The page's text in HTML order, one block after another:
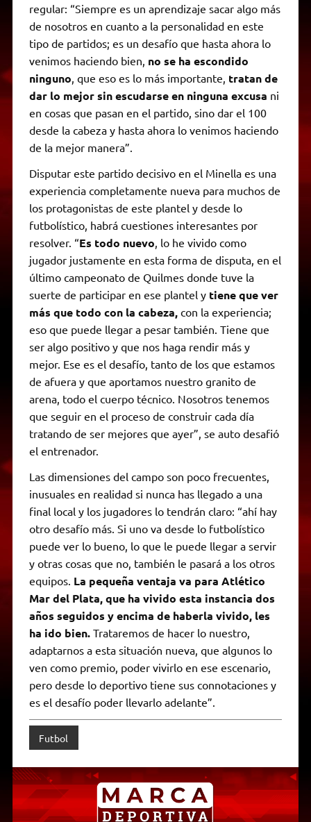
regular: “Siempre es un aprendizaje sacar algo más
de nosotros en cuanto a la personalidad en este
tipo de partidos; es un desafío que hasta ahora lo
venimos haciendo bien, no se ha escondido
ninguno , que eso es lo más importante, tratan de
dar lo mejor sin escudarse en ninguna excusa ni
en cosas que pasan en el partido, sino dar el 100
desde la cabeza y hasta ahora lo venimos haciendo
de la mejor manera”.
Disputar este partido decisivo en el Minella es una
experiencia completamente nueva para muchos de
los protagonistas de este plantel y desde lo
futbolístico, habrá cuestiones interesantes por
resolver. “Es todo nuevo , lo he vivido como
jugador justamente en esta forma de disputa, en el
último campeonato de Quilmes donde tuve la
suerte de participar en ese plantel y tiene que ver
más que todo con la cabeza, con la experiencia;
eso que puede llegar a pesar también. Tiene que
ser algo positivo y que nos haga rendir más y
mejor. Ese es el desafío, tanto de los que estamos
de afuera y que aportamos nuestro granito de
arena, todo el cuerpo técnico. Nosotros tenemos
que seguir en el proceso de construir cada día
tratando de ser mejores que ayer”, se auto desafió
el entrenador.
Las dimensiones del campo son poco frecuentes,
inusuales en realidad si nunca has llegado a una
final local y los jugadores lo tendrán claro: “ahí hay
otro desafío más. Si uno va desde lo futbolístico
puede ver lo bueno, lo que le puede llegar a servir
y otras cosas que no, también le pasará a los otros
equipos. La pequeña ventaja va para Atlético
Mar del Plata, que ha vivido esta instancia dos
años seguidos y encima de haberla vivido, les
ha ido bien.Trataremos de hacer lo nuestro,
adaptarnos a esta situación nueva, que algunos lo
ven como premio, poder vivirlo en ese escenario,
pero desde lo deportivo tiene sus connotaciones y
es el desafío poder llevarlo adelante”.
Futbol